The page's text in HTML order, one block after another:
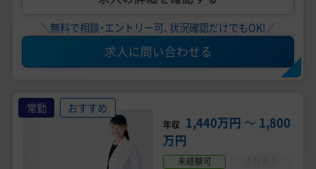
＼無料で相談・エントリー可、状況確認だけでもOK!／
求人に問い合わせる
常勤 おすすめ
年収 1,440万円 〜 1,800
万円
未経験可